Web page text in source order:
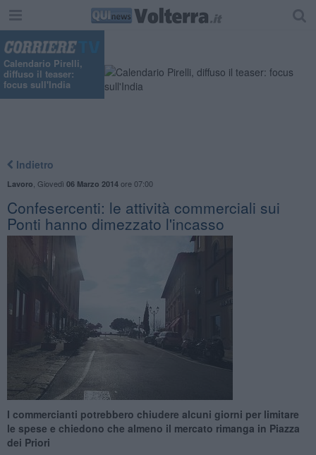
Calendario Pirelli,
diffuso il teaser:
focus sull'India
Indietro
Lavoro Giovedì 06 Marzo 2014ore 07:00
Confesercenti: le attività commerciali sui
Ponti hanno dimezzato l'incasso
I commercianti potrebbero chiudere alcuni giorni per limitare
le spese e chiedono che almeno il mercato rimanga in Piazza
dei Priori